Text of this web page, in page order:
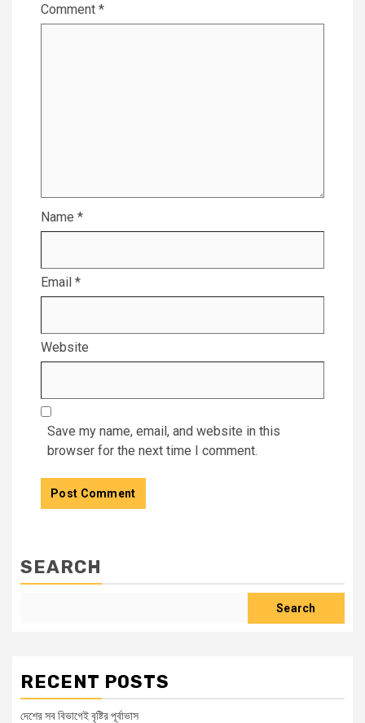
Comment *
Name *
Email *
Website
Save my name, email, and website in this
browser for the next time I comment.
SEARCH
Search
RECENT POSTS
দেশের সব বিভাগেই বৃষ্টির পূর্বাভাস